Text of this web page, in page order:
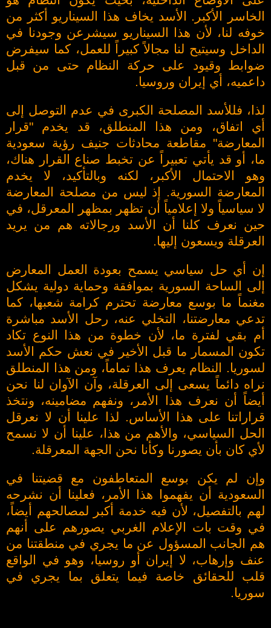
الخاسر الأكبر. الأسد يخاف هذا السيناريو أكثر من
خوفه لنا، لأن هذا السيناريو سيشرعن وجودنا في
الداخل وسيتيح لنا مجالاً كبيراً للعمل، كما سيفرض
ضوابط وقيود على حركة النظام حتى من قبل
داعميه، أي إيران وروسيا.
لذا، فللأسد المصلحة الكبرى في عدم التوصل إلى
أي اتفاق، ومن هذا المنطلق، قد يخدم "قرار
المعارضة" مقاطعة محادثات جنيف رؤية سعودية
ما، أو قد يأتي تعبيراً عن تخبط صناع القرار هناك،
وهو الاحتمال الأكبر، لكنه وبالتأكيد، لا يخدم
المعارضة السورية. إذ ليس من مصلحة المعارضة
لا سياسياً ولا إعلامياً أن تظهر بمظهر المعرقل، في
حين نعرف كلنا أن الأسد ورجالاته هم من يريد
العرقلة ويسعون إليها.
إن أي حل سياسي يسمح بعودة العمل المعارض
إلى الساحة السورية بموافقة وحماية دولية يشكل
مغنماً ما بوسع معارضة تحترم كرامة شعبها، كما
تدعي معارضتنا، التخلي عنه، رحل الأسد مباشرة
أم بقي لفترة ما، لأن خطوة من هذا النوع تكاد
تكون المسمار ما قبل الأخير في نعش حكم الأسد
لسوريا. النظام يعرف هذا تماماً، ومن هذا المنطلق
نراه دائماً يسعى إلى العرقلة، وآن الآوان لنا نحن
أيضاً أن نعرف هذا الأمر، ونفهم مضامينه، ونتخذ
قراراتنا على هذا الأساس. لذا علينا أن لا نعرقل
الحل السياسي، والأهم من هذا، علينا أن لا نسمح
لأي كان بأن يصورنا وكأنا نحن الجهة المعرقلة.
وإن لم يكن بوسع المتعاطفون مع قضيتنا في
السعودية أن يفهموا هذا الأمر، فعلينا أن نشرحه
لهم بالتفصيل، لأن فيه خدمة أكبر لمصالحهم أيضاً،
في وقت بات الإعلام الغربي يصورهم على أنهم
هم الجانب المسؤول عن ما يجري في منطقتنا من
عنف وإرهاب، لا إيران أو روسيا، وهو في الواقع
قلب للحقائق خاصة فيما يتعلق بما يجري في
سوريا.